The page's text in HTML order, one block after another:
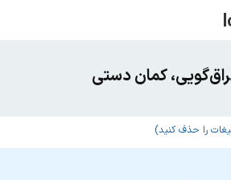
کمان دستی
را حذف کنید)